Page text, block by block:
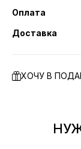
Оплата
Доставка
ХОЧУ В